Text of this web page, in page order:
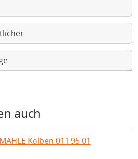
auch
MAHLE Kolben 011 95 01